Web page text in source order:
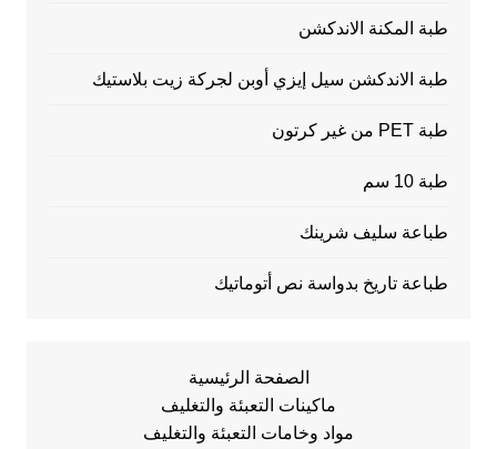
طبة المكنة الاندكشن
طبة الاندكشن سيل إيزي أوبن لجركة زيت بلاستيك
طبة PET من غير كرتون
طبة 10 سم
طباعة سليف شرينك
طباعة تاريخ بدواسة نص أتوماتيك
الصفحة الرئيسية
ماكينات التعبئة والتغليف
مواد وخامات التعبئة والتغليف